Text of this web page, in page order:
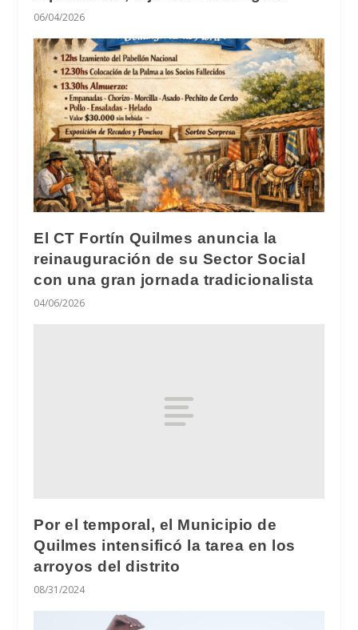
06/04/2026
El CT Fortín Quilmes anuncia la
reinauguración de su Sector Social
con una gran jornada tradicionalista
04/06/2026
Por el temporal, el Municipio de
Quilmes intensificó la tarea en los
arroyos del distrito
08/31/2024